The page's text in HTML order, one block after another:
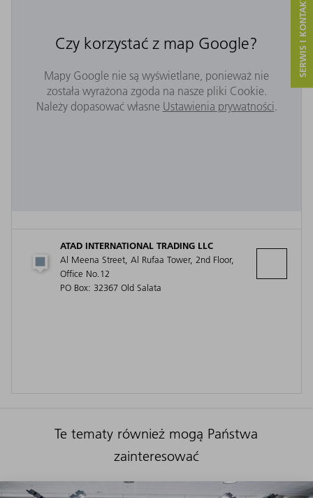
Czy korzystać z map Google?
Mapy Google nie są wyświetlane, ponieważ nie
została wyrażona zgoda na nasze pliki Cookie.
Należy dopasować własne Ustawienia prywatności.
ATAD INTERNATIONAL TRADING LLC
Al Meena Street, Al Rufaa Tower, 2nd Floor,
Office No.12
PO Box: 32367 Old Salata
Te tematy również mogą Państwa
zainteresować
SERWIS I KONTAKT